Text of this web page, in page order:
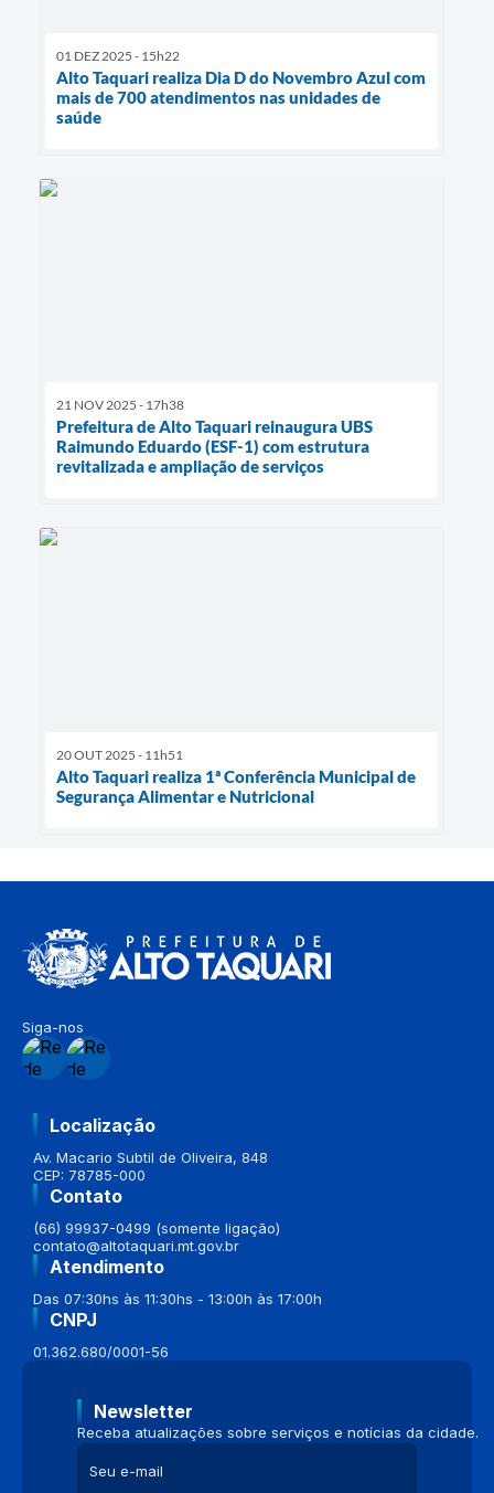
01 DEZ 2025 - 15h22
Alto Taquari realiza Dia D do Novembro Azul com
mais de 700 atendimentos nas unidades de
saúde
21 NOV 2025 - 17h38
Prefeitura de Alto Taquari reinaugura UBS
Raimundo Eduardo (ESF-1) com estrutura
revitalizada e ampliação de serviços
20 OUT 2025 - 11h51
Alto Taquari realiza 1ª Conferência Municipal de
Segurança Alimentar e Nutricional
Siga-nos
Localização
Av. Macario Subtil de Oliveira, 848
CEP: 78785-000
Contato
(66) 99937-0499 (somente ligação)
contato@altotaquari.mt.gov.br
Atendimento
Das 07:30hs às 11:30hs - 13:00h às 17:00h
CNPJ
01.362.680/0001-56
Newsletter
Receba atualizações sobre serviços e notícias da cidade.